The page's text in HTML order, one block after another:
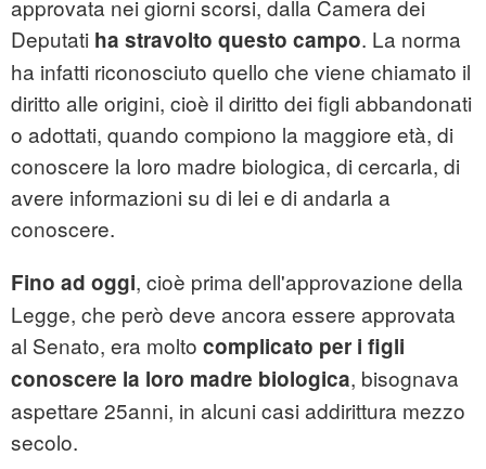
approvata nei giorni scorsi, dalla Camera dei
Deputati ha stravolto questo campo. La norma
ha infatti riconosciuto quello che viene chiamato il
diritto alle origini, cioè il diritto dei figli abbandonati
o adottati, quando compiono la maggiore età, di
conoscere la loro madre biologica, di cercarla, di
avere informazioni su di lei e di andarla a
conoscere.
Fino ad oggi, cioè prima dell'approvazione della
Legge, che però deve ancora essere approvata
al Senato, era molto complicato per i figli
conoscere la loro madre biologica, bisognava
aspettare 25anni, in alcuni casi addirittura mezzo
secolo.